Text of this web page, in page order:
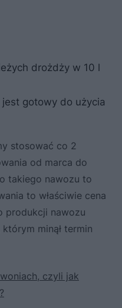
drożdży w 10 l
jest gotowy do użycia
stosować co 2
od marca do
takiego nawozu to
to właściwie cena
produkcji nawozu
minął termin
czyli jak